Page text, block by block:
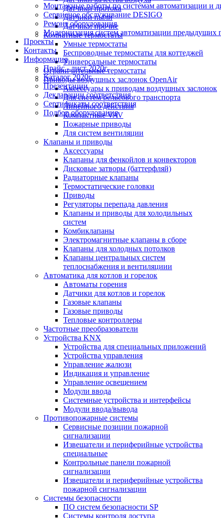
Монтажные работы по системам автоматизации и
Сервисное обслуживание DESIGO
Ремонт оборудования
Модернизация систем автоматизации
Проекты
Контакты
Информация
Прайс - лист 2020г.
Каталог 2020г.
Презентации
Декларации соответствия
Сертификаты соответствия
Подбор оборудования
Датчики протока
Датчики пыли
Датчики прочие
Комнатные термостаты
Умные термостаты
Беспроводные термостаты для коттеджей
Универсальные термостаты
Ограничительные термостаты
Приводы воздушных заслонок OpenAir
Аксессуары к приводам воздушных заслонок
Для систем рельсового транспорта
Линейного действия
Компактные VAV
Пожарные приводы
Для систем вентиляции
Клапаны и приводы
Аксессуары
Клапаны для фенкойлов и конвекторов
Дисковые затворы (баттерфляй)
Радиаторные клапаны
Термостатические головки
Приводы
Регуляторы перепада давления
Клапаны и приводы для холодильных
систем
Комбиклапаны
Электромагнитные клапаны в сборе
Клапаны для холодных потолков
Клапаны центральных систем
теплоснабжения и вентиляциии
Автоматика для котлов и горелок
Автоматы горения
Датчики для котлов и горелок
Газовые клапаны
Газовые приводы
Тепловые контроллеры
Частотные преобразователи
Устройства KNX
Устройства для специальных приложений
Устройства управления
Управление жалюзи
Индикация и управление
Управление освещением
Модули ввода
Системные устройства и интерфейсы
Модули ввода/вывода
Противопожарные системы
Сервисные позиции пожарной
сигнализации
Извещатели и периферийные устройства
специальные
Контрольные панели пожарной
сигнализации
Извещатели и периферийные устройства
пожарной сигнализации
Системы безопасности
ПО систем безопасности SP
Системы контроля доступа